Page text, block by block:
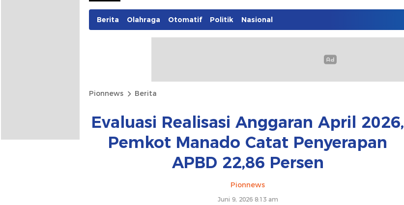
Berita Olahraga Otomatif Politik Nasional
Pionnews Berita
Evaluasi Realisasi Anggaran April 2026,
Pemkot Manado Catat Penyerapan
APBD 22,86 Persen
Pionnews
Juni 9, 2026 8:13 am